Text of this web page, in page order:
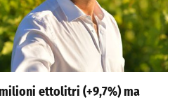
ettolitri (+9,7%) ma